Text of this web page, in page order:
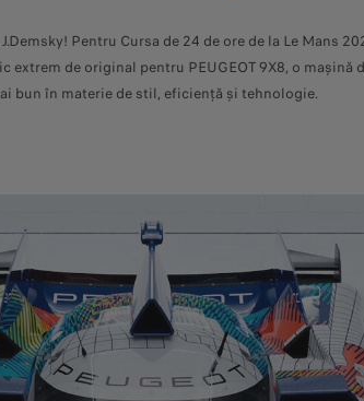
Pentru Cursa de 24 de ore de la Le Mans
de original pentru PEUGEOT 9X8, o mașină
bun în materie de stil, eficiență și tehnologie.